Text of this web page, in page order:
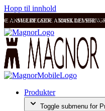
Hopp til innhold
ANMELDELSER RASK LEVERING
SVÆRT GODE ANMELDELSER
Produkter
Toggle submenu for